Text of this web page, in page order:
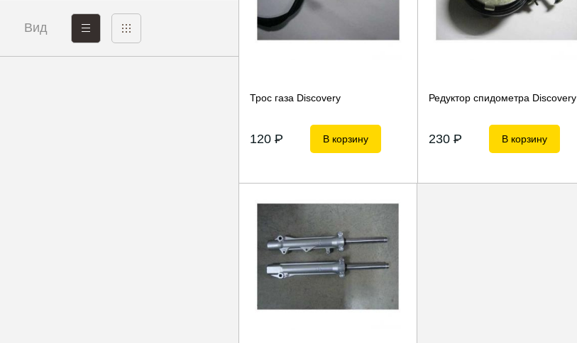
Вид
Трос газа Discovery
120P В корзину
Редуктор спидометра Discovery
230P В корзину